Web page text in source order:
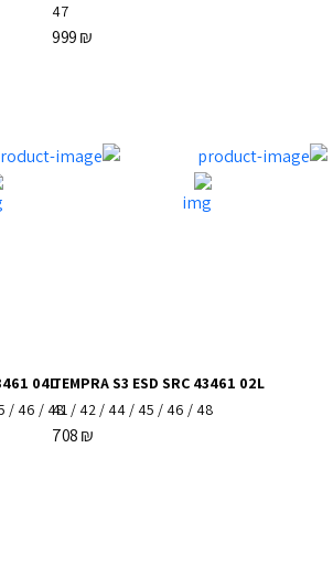
47
999₪
TEMPRA S3 ESD SRC 43461 02L
41 / 42 / 44 / 45 / 46 / 48
708₪
04L
/ 46 / 48